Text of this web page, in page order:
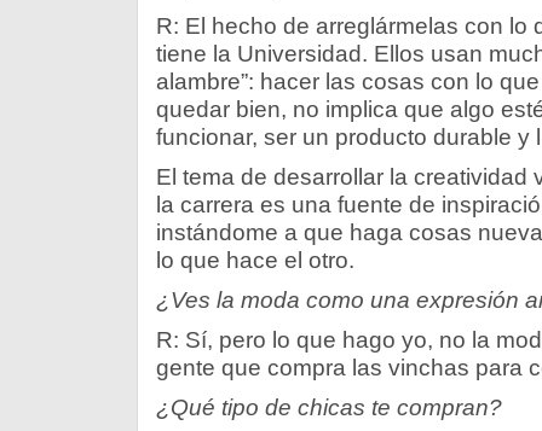
R: El hecho de arreglármelas con lo
tiene la Universidad. Ellos usan
alambre”: hacer las cosas con lo
quedar bien, no implica que algo
funcionar, ser un producto durable y
El tema de desarrollar la creatividad
la carrera es una fuente de
instándome a que haga cosas
lo que hace el otro.
¿Ves la moda como una expresión
R: Sí, pero lo que hago yo, no la
gente que compra las vinchas para
¿Qué tipo de chicas te compran?